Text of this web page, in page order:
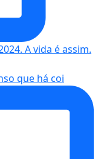
que há coi